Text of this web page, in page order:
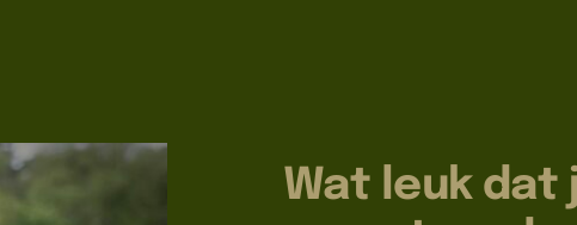
Wat leuk dat